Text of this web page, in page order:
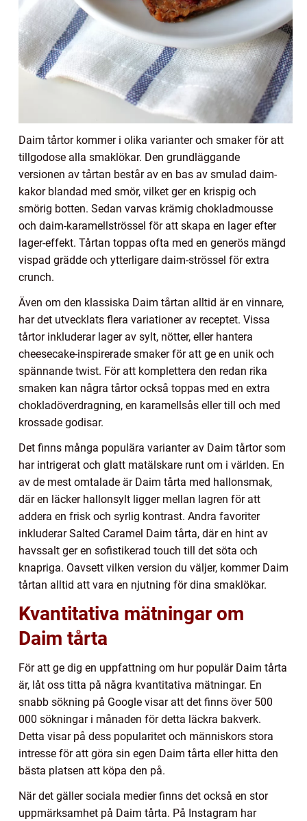
Daim tårtor kommer i olika varianter och smaker för att
tillgodose alla smaklökar. Den grundläggande
versionen av tårtan består av en bas av smulad daim-
kakor blandad med smör, vilket ger en krispig och
smörig botten. Sedan varvas krämig chokladmousse
och daim-karamellströssel för att skapa en lager efter
lager-effekt. Tårtan toppas ofta med en generös mängd
vispad grädde och ytterligare daim-strössel för extra
crunch.
Även om den klassiska Daim tårtan alltid är en vinnare,
har det utvecklats flera variationer av receptet. Vissa
tårtor inkluderar lager av sylt, nötter, eller hantera
cheesecake-inspirerade smaker för att ge en unik och
spännande twist. För att komplettera den redan rika
smaken kan några tårtor också toppas med en extra
chokladöverdragning, en karamellsås eller till och med
krossade godisar.
Det finns många populära varianter av Daim tårtor som
har intrigerat och glatt matälskare runt om i världen. En
av de mest omtalade är Daim tårta med hallonsmak,
där en läcker hallonsylt ligger mellan lagren för att
addera en frisk och syrlig kontrast. Andra favoriter
inkluderar Salted Caramel Daim tårta, där en hint av
havssalt ger en sofistikerad touch till det söta och
knapriga. Oavsett vilken version du väljer, kommer Daim
tårtan alltid att vara en njutning för dina smaklökar.
Kvantitativa mätningar om
Daim tårta
För att ge dig en uppfattning om hur populär Daim tårta
är, låt oss titta på några kvantitativa mätningar. En
snabb sökning på Google visar att det finns över 500
000 sökningar i månaden för detta läckra bakverk.
Detta visar på dess popularitet och människors stora
intresse för att göra sin egen Daim tårta eller hitta den
bästa platsen att köpa den på.
När det gäller sociala medier finns det också en stor
uppmärksamhet på Daim tårta. På Instagram har